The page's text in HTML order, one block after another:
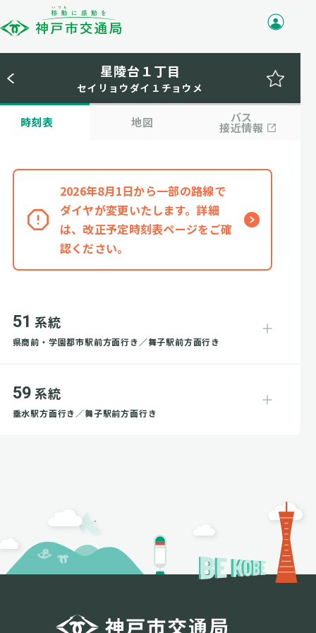
星陵台１丁目
セイリョウダイ１チョウメ
時刻表 地図 バス
接近情報
2026年8月1日から一部の路線で
ダイヤが変更いたします。詳細
は、改正予定時刻表ページをご確
認ください。
51 系統
県商前・学園都市駅前方面行き／舞子駅前方面行き
59 系統
垂水駅方面行き／舞子駅前方面行き